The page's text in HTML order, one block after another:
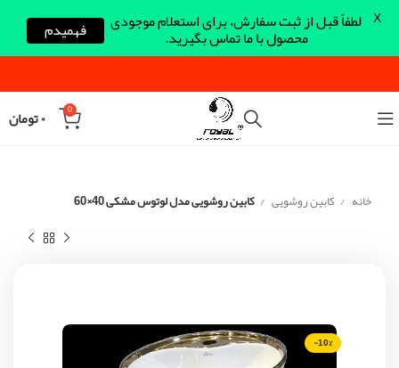
0 ۰تومان
خانه کابین روشویی کابین روشویی مدل لوتوس مشکی 40×60
-10%
لطفاً قبل از ثبت سفارش، برای استعلام موجودی
محصول با ما تماس بگیرید. فهمیدم X